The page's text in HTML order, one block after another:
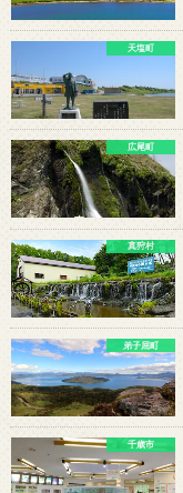
天塩町
広尾町
真狩村
弟子屈町
千歳市